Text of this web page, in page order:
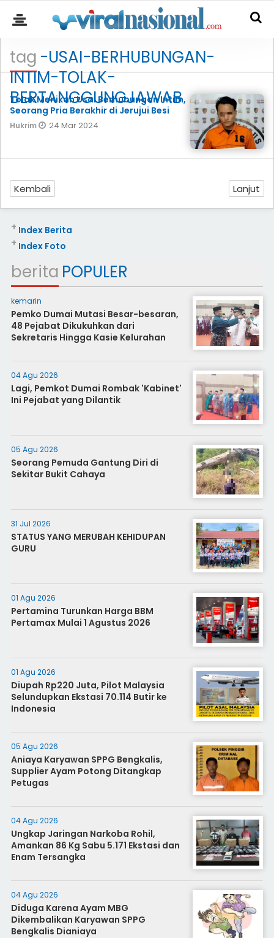
tag -USAI-BERHUBUNGAN-
INTIM-TOLAK-
BERTANGGUNGJAWAB
Tolak Menikah Usai Berhubungan Intim,
Seorang Pria Berakhir di Jerujui Besi
Hukrim 24 Mar 2024
Kembali Lanjut
Index Berita
+
Index Foto
+
berita POPULER
kemarin
Pemko Dumai Mutasi Besar-besaran,
48 Pejabat Dikukuhkan dari
Sekretaris Hingga Kasie Kelurahan
04 Agu 2026
Lagi, Pemkot Dumai Rombak 'Kabinet'
Ini Pejabat yang Dilantik
05 Agu 2026
Seorang Pemuda Gantung Diri di
Sekitar Bukit Cahaya
31 Jul 2026
STATUS YANG MERUBAH KEHIDUPAN
GURU
01 Agu 2026
Pertamina Turunkan Harga BBM
Pertamax Mulai 1 Agustus 2026
01 Agu 2026
Diupah Rp220 Juta, Pilot Malaysia
Selundupkan Ekstasi 70.114 Butir ke
Indonesia
05 Agu 2026
Aniaya Karyawan SPPG Bengkalis,
Supplier Ayam Potong Ditangkap
Petugas
04 Agu 2026
Ungkap Jaringan Narkoba Rohil,
Amankan 86 Kg Sabu 5.171 Ekstasi dan
Enam Tersangka
04 Agu 2026
Diduga Karena Ayam MBG
Dikembalikan Karyawan SPPG
Bengkalis Dianiaya